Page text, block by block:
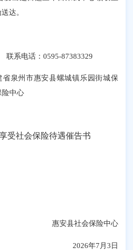
达。
联系电话：0595-87383329
省泉州市惠安县螺城镇乐园街城保
险中心
受社会保险待遇催告书
惠安县社会保险中心
2026年7 月3日